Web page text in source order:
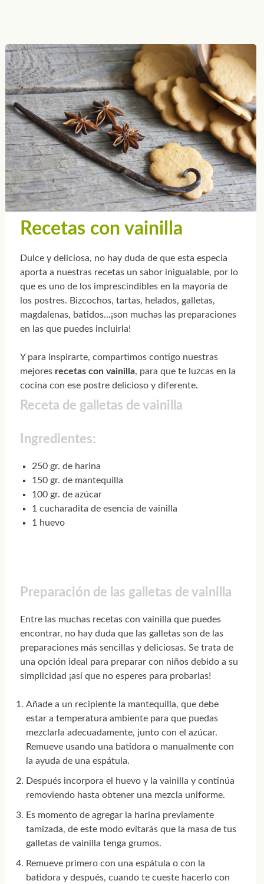
Recetas con vainilla
Dulce y deliciosa, no hay duda de que esta especia
aporta a nuestras recetas un sabor inigualable, por lo
que es uno de los imprescindibles en la mayoría de
los postres. Bizcochos, tartas, helados, galletas,
magdalenas, batidos…¡son muchas las preparaciones
en las que puedes incluirla!
Y para inspirarte, compartimos contigo nuestras
mejores recetas con vainilla, para que te luzcas en la
cocina con ese postre delicioso y diferente.
Receta de galletas de vainilla
Ingredientes:
250 gr. de harina
150 gr. de mantequilla
100 gr. de azúcar
1 cucharadita de esencia de vainilla
1 huevo
Preparación de las galletas de vainilla
Entre las muchas recetas con vainilla que puedes
encontrar, no hay duda que las galletas son de las
preparaciones más sencillas y deliciosas. Se trata de
una opción ideal para preparar con niños debido a su
simplicidad ¡así que no esperes para probarlas!
Añade a un recipiente la mantequilla, que debe
estar a temperatura ambiente para que puedas
mezclarla adecuadamente, junto con el azúcar.
Remueve usando una batidora o manualmente con
la ayuda de una espátula.
Después incorpora el huevo y la vainilla y continúa
removiendo hasta obtener una mezcla uniforme.
Es momento de agregar la harina previamente
tamizada, de este modo evitarás que la masa de tus
galletas de vainilla tenga grumos.
Remueve primero con una espátula o con la
batidora y después, cuando te cueste hacerlo con